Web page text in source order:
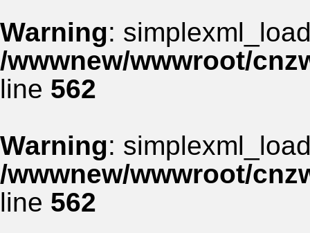
Warning:
/wwwnew/wwwroot/
line 562
Warning:
/wwwnew/wwwroot/
line 562